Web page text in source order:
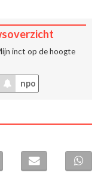
inct op de hoogte
npo